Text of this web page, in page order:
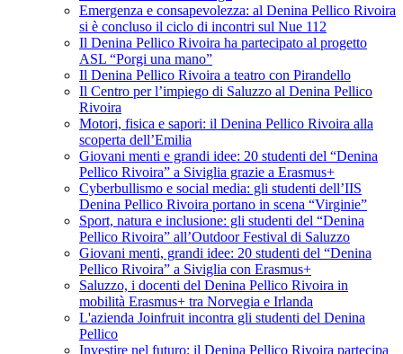
Emergenza e consapevolezza: al Denina Pellico Rivoira
si è concluso il ciclo di incontri sul Nue 112
Il Denina Pellico Rivoira ha partecipato al progetto
ASL “Porgi una mano”
Il Denina Pellico Rivoira a teatro con Pirandello
Il Centro per l’impiego di Saluzzo al Denina Pellico
Rivoira
Motori, fisica e sapori: il Denina Pellico Rivoira alla
scoperta dell’Emilia
Giovani menti e grandi idee: 20 studenti del “Denina
Pellico Rivoira” a Siviglia grazie a Erasmus+
Cyberbullismo e social media: gli studenti dell’IIS
Denina Pellico Rivoira portano in scena “Virginie”
Sport, natura e inclusione: gli studenti del “Denina
Pellico Rivoira” all’Outdoor Festival di Saluzzo
Giovani menti, grandi idee: 20 studenti del “Denina
Pellico Rivoira” a Siviglia con Erasmus+
Saluzzo, i docenti del Denina Pellico Rivoira in
mobilità Erasmus+ tra Norvegia e Irlanda
L'azienda Joinfruit incontra gli studenti del Denina
Pellico
Investire nel futuro: il Denina Pellico Rivoira partecipa